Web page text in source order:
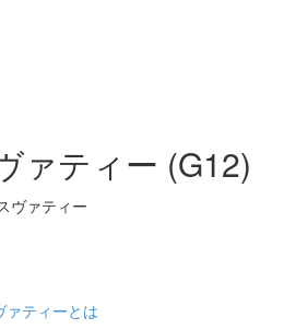
ァティー (G12)
ヴァティー
ァティーとは